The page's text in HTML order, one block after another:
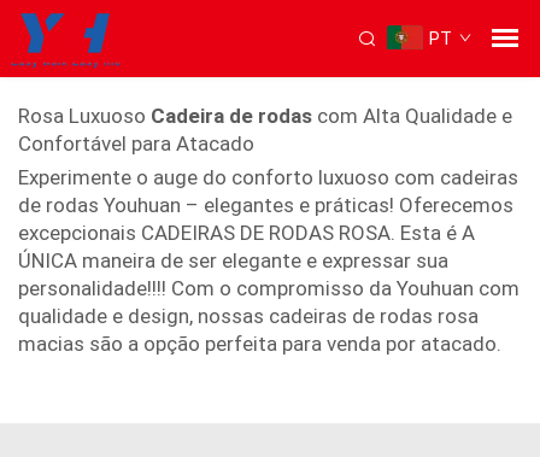
PT
Cadeira de rodas rosa
Rosa Luxuoso Cadeira de rodas com Alta Qualidade e
Confortável para Atacado
Experimente o auge do conforto luxuoso com cadeiras
de rodas Youhuan – elegantes e práticas! Oferecemos
excepcionais CADEIRAS DE RODAS ROSA. Esta é A
ÚNICA maneira de ser elegante e expressar sua
personalidade!!!! Com o compromisso da Youhuan com
qualidade e design, nossas cadeiras de rodas rosa
macias são a opção perfeita para venda por atacado.